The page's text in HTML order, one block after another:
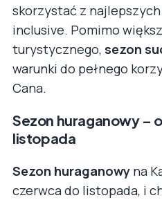
skorzystać z
inclusive. Pomimo
turystycznego, sezon
warunki do pełnego
Cana.
Sezon huraganowy –
listopada
Sezon huraganowy na
czerwca do listopada, i